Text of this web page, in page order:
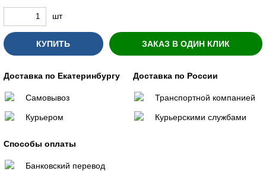
шт
КУПИТЬ ЗАКАЗ В ОДИН КЛИК
Доставка по Екатеринбургу
Самовывоз
Курьером
Доставка по России
Транспортной компанией
Курьерскими службами
Способы оплаты
Банковский перевод